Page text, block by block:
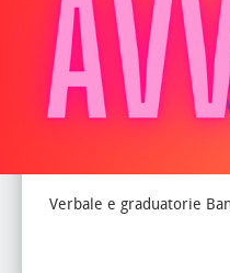
Verbale e graduatorie